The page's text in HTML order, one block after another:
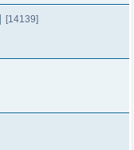
[14139]